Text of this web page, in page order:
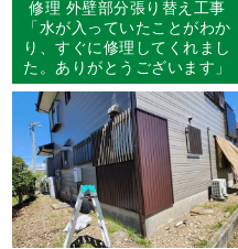
修理 外壁部分張り替え工事
「水が入っていたことがわか
り、すぐに修理してくれまし
た。ありがとうございます」